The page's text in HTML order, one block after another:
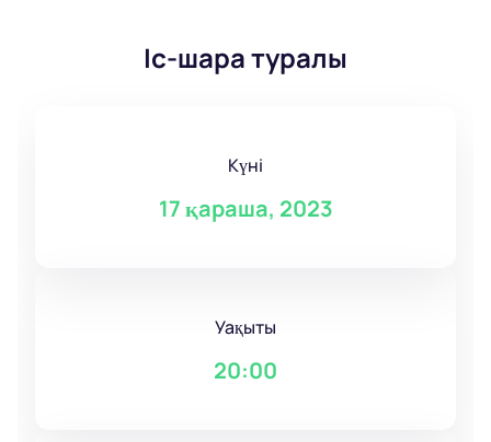
Іс-шара туралы
Күні
17 қараша, 2023
Уақыты
20:00